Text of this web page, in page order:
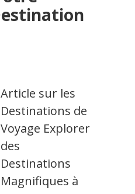
Article sur les
Destinations de
Voyage Explorer
des
Destinations
Magnifiques à